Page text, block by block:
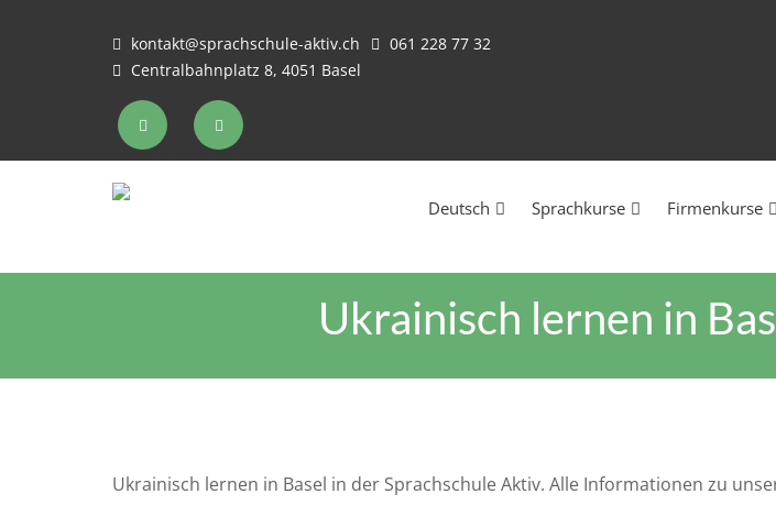
kontakt@sprachschule-aktiv.ch
061 228 77 32
Centralbahnplatz 8, 4051 Basel
Deutsch Sprachkurse Firmenkurse
Ukrainisch lernen in
Ukrainisch lernen in Basel in der Sprachschule Aktiv. Alle Informationen zu